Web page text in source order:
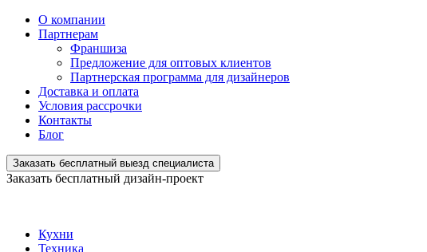
О компании
Партнерам
Франшиза
Предложение для оптовых клиентов
Партнерская программа для дизайнеров
Доставка и оплата
Условия рассрочки
Контакты
Блог
Заказать бесплатный выезд специалиста
Заказать бесплатный дизайн-проект
Кухни
Техника